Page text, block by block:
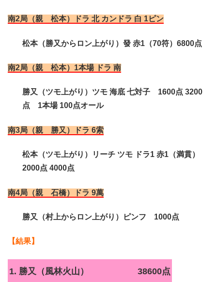
南2局（親 松本）ドラ 北 カンドラ 白 1ピン
松本（勝又からロン上がり）發 赤1（70符）6800点
南2局（親 松本）1本場 ドラ 南
勝又（ツモ上がり）ツモ 海底 七対子 1600点 3200
点 1本場 100点オール
南3局（親 勝又）ドラ 6索
松本（ツモ上がり）リーチ ツモ ドラ1 赤1（満貫）
2000点 4000点
南4局（親 石橋）ドラ 9萬
勝又（村上からロン上がり）ピンフ 1000点
【結果】
1. 勝又（風林火山） 38600点